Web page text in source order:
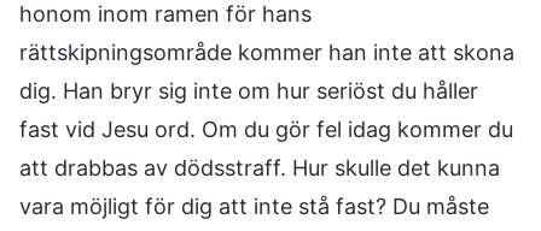
honom inom ramen för hans
rättskipningsområde kommer han inte att skona
dig. Han bryr sig inte om hur seriöst du håller
fast vid Jesu ord. Om du gör fel idag kommer du
att drabbas av dödsstraff. Hur skulle det kunna
vara möjligt för dig att inte stå fast? Du måste